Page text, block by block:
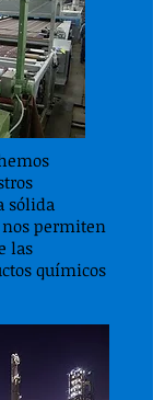
sólida
permiten
las
químicos